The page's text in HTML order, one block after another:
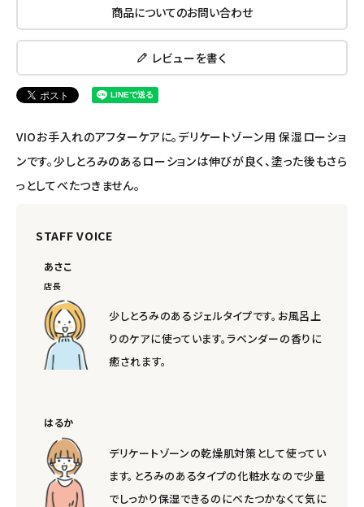
アルモニベルツ
コラム・スタッフのおすすめ
アカウント情報
商品についてのお問い合わせ
レビューを書く
VIOお手入れのアフターケアに。デリケートゾーン用 保湿ローショ
ンです。少しとろみのあるローションは伸びが良く、塗った後もさら
っとしてべたつきません。
STAFF VOICE
あさこ
店長
少しとろみのあるジェルタイプです。お風呂上
りのケアに使っています。ラベンダーの香りに
癒されます。
はるか
デリケートゾーンの乾燥肌対策として使ってい
ます。とろみのあるタイプの化粧水なので少量
でしっかり保湿できるのにべたつかなくて気に